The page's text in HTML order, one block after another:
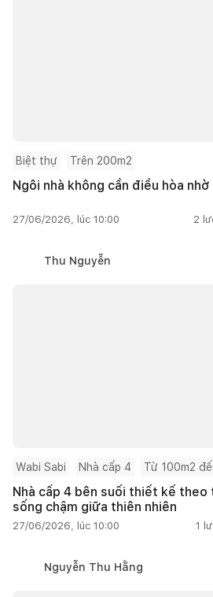
Biệt thự Trên 200m2
Ngôi nhà không cần điều hòa
27/06/2026, lúc 10:00 2
Thu Nguyễn
Wabi Sabi Nhà cấp 4 Từ 100m2
Nhà cấp 4 bên suối thiết kế theo
sống chậm giữa thiên nhiên
27/06/2026, lúc 10:00 1
Nguyễn Thu Hằng